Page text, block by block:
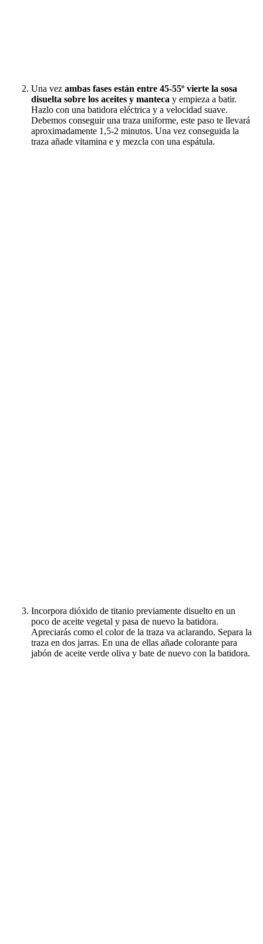
Una vez ambas fases están entre 45-55º vierte la sosa
disuelta sobre los aceites y manteca y empieza a batir.
Hazlo con una batidora eléctrica y a velocidad suave.
Debemos conseguir una traza uniforme, este paso te llevará
aproximadamente 1,5-2 minutos. Una vez conseguida la
traza añade vitamina e y mezcla con una espátula.
Incorpora dióxido de titanio previamente disuelto en un
poco de aceite vegetal y pasa de nuevo la batidora.
Apreciarás como el color de la traza va aclarando. Separa la
traza en dos jarras. En una de ellas añade colorante para
jabón de aceite verde oliva y bate de nuevo con la batidora.